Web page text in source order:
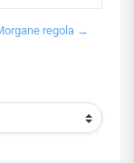
regola →